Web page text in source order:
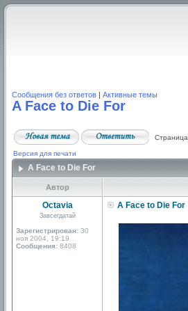
Сообщения без ответов | Активные темы
A Face to Die For
Страница
Версия для печати
A Face to Die For
Автор
Octavia
Завсегдатай
Зарегистрирован: 30
ноя 2004, 19:19
Сообщения: 8408
A Face to Die For